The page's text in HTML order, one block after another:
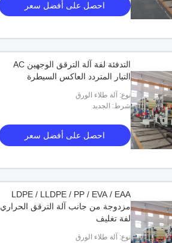
احصل على أفضل سعر
التدفئة لفة آلة الترقق الوجهين AC
التيار المتردد العاكس السيطرة
نوع: آلة طلاء الورق
شرط: الجديد
احصل على أفضل سعر
LDPE / LLDPE / PP / EVA / EAA
مزدوجة من جانب آلة الترقق الحراري
لفة تغليف
نوع: آلة طلاء الورق